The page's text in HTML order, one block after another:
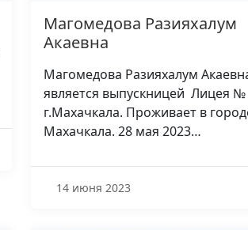
Магомедова Разияхалум
Акаевна
Магомедова Разияхалум
является выпускницей Лицея №
г.Махачкала. Проживает в
Махачкала. 28 мая 2023…
14 июня 2023